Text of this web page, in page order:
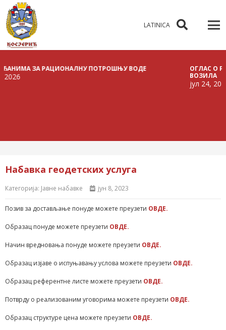
LATINICA
ЗА РАЦИОНАЛНУ ПОТРОШЊУ ВОДЕ
ОГЛАС О
ВОЗИЛА
јул 24, 2026
Набавка геодетских услуга
Категорија: Јавне набавке јун 8, 2023
Позив за достављање понуде можете преузети ОВДЕ.
Образац понуде можете преузети ОВДЕ.
Начин вредновања понуде можете преузети ОВДЕ.
Образац изјаве о испуњавању услова можете преузети ОВДЕ.
Образац референтне листе можете преузети ОВДЕ.
Потврду о реализованим уговорима можете преузети ОВДЕ.
Образац структуре цена можете преузети ОВДЕ.